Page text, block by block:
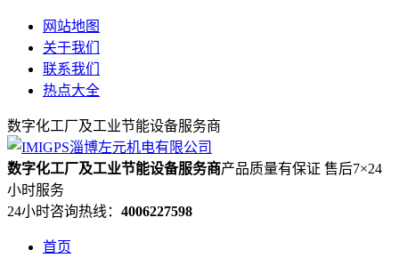
网站地图
关于我们
联系我们
热点大全
数字化工厂及工业节能设备服务商
数字化工厂及工业节能设备服务商产品质量有保证 售后7×24
小时服务
24小时咨询热线： 4006227598
首页